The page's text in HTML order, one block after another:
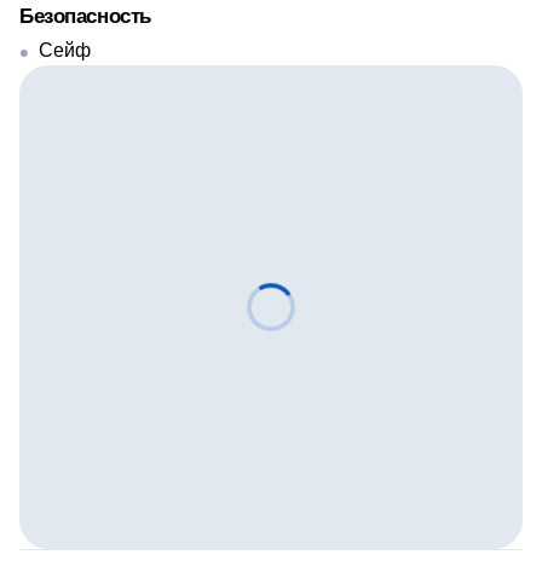
Безопасность
Сейф